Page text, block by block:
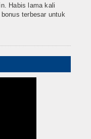
Habis lama kali
terbesar untuk